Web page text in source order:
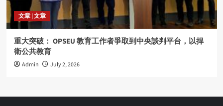
文章 | 文章
重大突破： OPSEU 教育工作者爭取到中央談判平台，以捍
衛公共教育
Admin July 2, 2026